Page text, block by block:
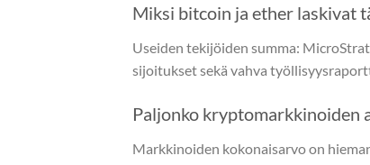
Miksi bitcoin ja ether laskivat
Useiden tekijöiden summa:
sijoitukset sekä vahva
Paljonko kryptomarkkinoiden
Markkinoiden kokonaisarvo on